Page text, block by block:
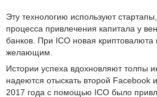
Эту технологию используют
процесса привлечения капитала у
банков. При ICO новая криптовалюта
желающим.
Истории успеха вдохновляют толпы
надеются отыскать второй Facebook
2017 года с помощью ICO было